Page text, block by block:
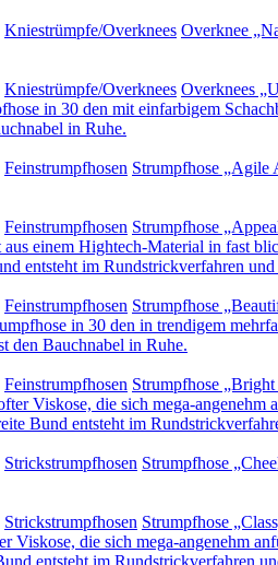
Kniestrümpfe/Overknees Overknee
Kniestrümpfe/Overknees Overknees
Feinstrumpfhosen Strumpfhose „Agile
Feinstrumpfhosen Strumpfhose
Feinstrumpfhosen Strumpfhose
Feinstrumpfhosen Strumpfhose
Strickstrumpfhosen Strumpfhose
Strickstrumpfhosen Strumpfhose